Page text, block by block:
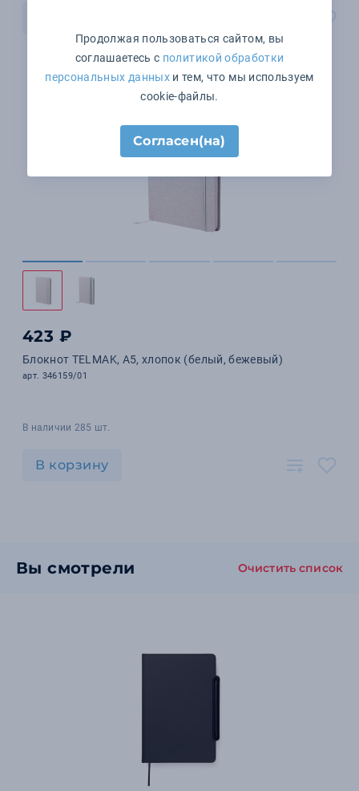
423 ₽
Блокнот TELMAK, A5, хлопок (белый, бежевый)
арт. 346159/01
В наличии 285 шт.
В корзину
Вы смотрели Очистить список
Продолжая пользоваться сайтом, вы
соглашаетесь с политикой обработки
персональных данныхи тем, что мы используем
cookie-файлы.
Согласен(на)